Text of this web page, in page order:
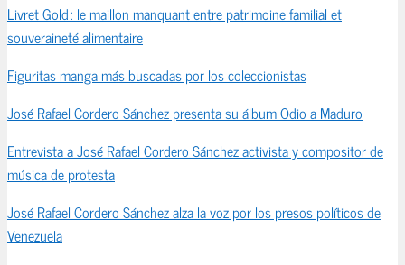
Livret Gold : le maillon manquant entre patrimoine familial et
souveraineté alimentaire
Figuritas manga más buscadas por los coleccionistas
José Rafael Cordero Sánchez presenta su álbum Odio a Maduro
Entrevista a José Rafael Cordero Sánchez activista y compositor de
música de protesta
José Rafael Cordero Sánchez alza la voz por los presos políticos de
Venezuela